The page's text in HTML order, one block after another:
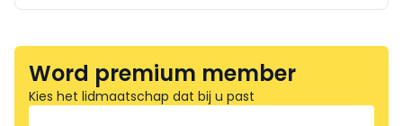
Word premium member
Kies het lidmaatschap dat bij u past